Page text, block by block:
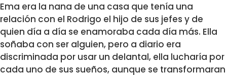
Ema era la nana de una casa que tenía una
relación con el Rodrigo el hijo de sus jefes y de
quien día a día se enamoraba cada día más. Ella
soñaba con ser alguien, pero a diario era
discriminada por usar un delantal, ella lucharía por
cada uno de sus sueños, aunque se transformaran